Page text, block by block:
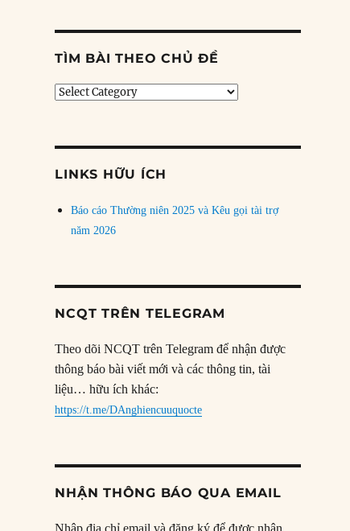
TÌM BÀI THEO CHỦ ĐỀ
Tìm
LINKS HỮU ÍCH
Báo cáo Thường niên 2025 và Kêu gọi tài trợ
năm 2026
NCQT TRÊN TELEGRAM
Theo dõi NCQT trên Telegram để nhận được
thông báo bài viết mới và các thông tin, tài
liệu… hữu ích khác:
https://t.me/DAnghiencuuquocte
NHẬN THÔNG BÁO QUA EMAIL